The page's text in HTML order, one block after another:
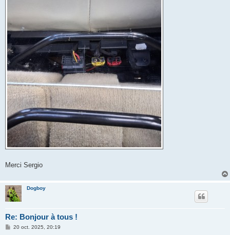
Merci Sergio
Dogboy
Re: Bonjour à tous !
M20 oct. 2025, 20:19